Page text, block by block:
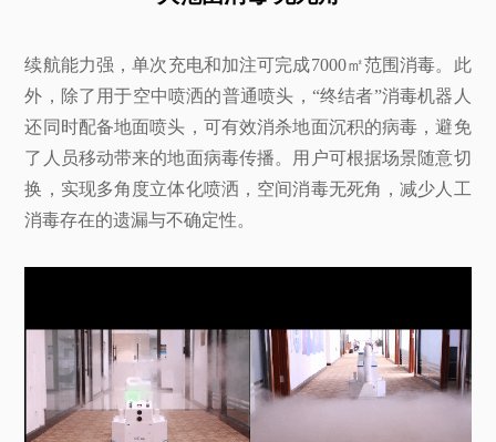
续航能力强，单次充电和加注可完成7000㎡范围消毒。此
外，除了用于空中喷洒的普通喷头，“终结者”消毒机器人
还同时配备地面喷头，可有效消杀地面沉积的病毒，避免
了人员移动带来的地面病毒传播。用户可根据场景随意切
换，实现多角度立体化喷洒，空间消毒无死角，减少人工
消毒存在的遗漏与不确定性。